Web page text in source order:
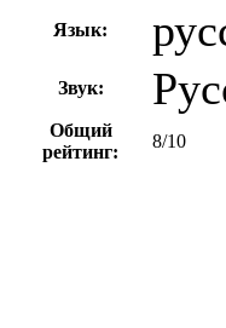
Язык:
Звук:
Общий
рейтинг:
8/10